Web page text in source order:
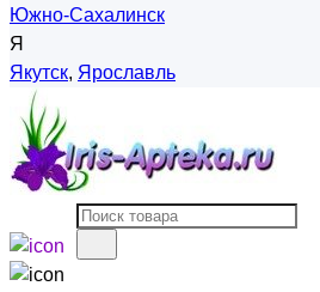
Южно-Сахалинск
Я
Якутск, Ярославль